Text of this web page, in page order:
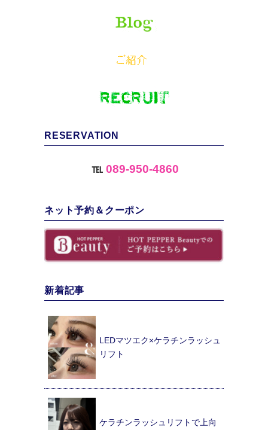
RESERVATION
℡ 089-950-4860
ネット予約＆クーポン
新着記事
LEDマツエク×ケラチンラッシュ
リフト
ケラチンラッシュリフトで上向